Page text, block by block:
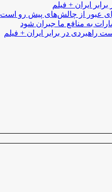
ایران + فیلم
عبور از چالش‌های پیش رو است
به منافع ما جبران شود
راهبردی در برابر ایران + فیلم